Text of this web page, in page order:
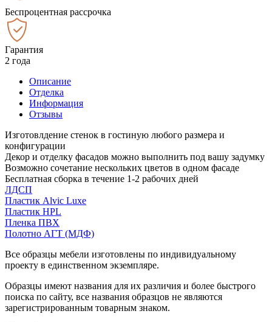
Беспроцентная рассрочка
Гарантия
2 года
Описание
Отделка
Информация
Отзывы
Изготовлдение стенок в гостиную любого размера и
конфигурации
Декор и отделку фасадов можно выполнить под вашу задумку
Возможно сочетание нескольких цветов в одном фасаде
Бесплатная сборка в течение 1-2 рабочих дней
ЛДСП
Пластик Alvic Luxe
Пластик HPL
Пленка ПВХ
Полотно АГТ (МДФ)
Все образцы мебели изготовлены по индивидуальному
проекту в единственном экземпляре.
Образцы имеют названия для их различия и более быстрого
поиска по сайту, все названия образцов не являются
зарегистрированным товарным знаком.